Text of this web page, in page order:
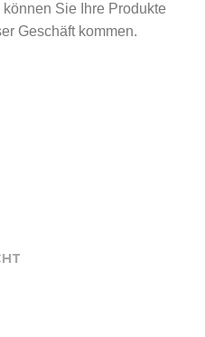
Sie Ihre Produkte
Geschäft kommen.
UNS